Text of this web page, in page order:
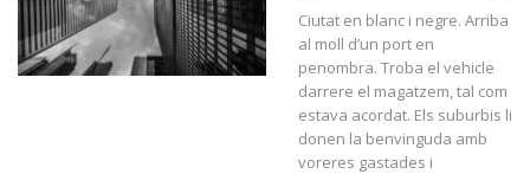
Ciutat en blanc i negre. Arriba
al moll d’un port en
penombra. Troba el vehicle
darrere el magatzem, tal com
estava acordat. Els suburbis li
donen la benvinguda amb
voreres gastades i